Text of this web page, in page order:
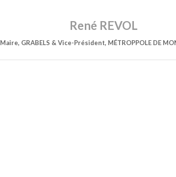
René REVOL
Maire, GRABELS & Vice-Président, MÉTROPPOLE DE